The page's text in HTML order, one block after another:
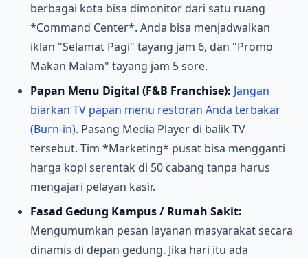
berbagai kota bisa dimonitor dari satu ruang
*Command Center*. Anda bisa menjadwalkan
iklan "Selamat Pagi" tayang jam 6, dan "Promo
Makan Malam" tayang jam 5 sore.
Papan Menu Digital (F&B Franchise): Jangan
biarkan TV papan menu restoran Anda terbakar
(Burn-in). Pasang Media Player di balik TV
tersebut. Tim *Marketing* pusat bisa mengganti
harga kopi serentak di 50 cabang tanpa harus
mengajari pelayan kasir.
Fasad Gedung Kampus / Rumah Sakit:
Mengumumkan pesan layanan masyarakat secara
dinamis di depan gedung. Jika hari itu ada